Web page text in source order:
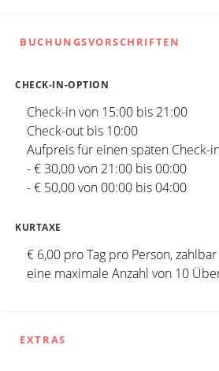
BUCHUNGSVORSCHRIFTEN
CHECK-IN-OPTION
Check-in von 15:00 bis 21:00
Check-out bis 10:00
Aufpreis für einen späten Check-
- € 30,00 von 21:00 bis 00:00
- € 50,00 von 00:00 bis 04:00
KURTAXE
€ 6,00 pro Tag pro Person,
eine maximale Anzahl von 10
EXTRAS